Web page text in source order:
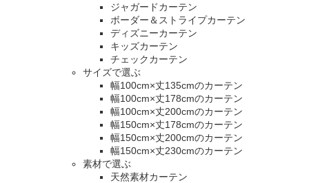
ジャガードカーテン
ボーダー＆ストライプカーテン
ディズニーカーテン
キッズカーテン
チェックカーテン
サイズで選ぶ
幅100cm×丈135cmのカーテン
幅100cm×丈178cmのカーテン
幅100cm×丈200cmのカーテン
幅150cm×丈178cmのカーテン
幅150cm×丈200cmのカーテン
幅150cm×丈230cmのカーテン
素材で選ぶ
天然素材カーテン